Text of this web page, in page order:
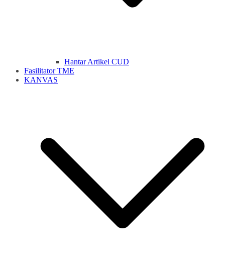
Hantar Artikel CUD
Fasilitator TME
KANVAS